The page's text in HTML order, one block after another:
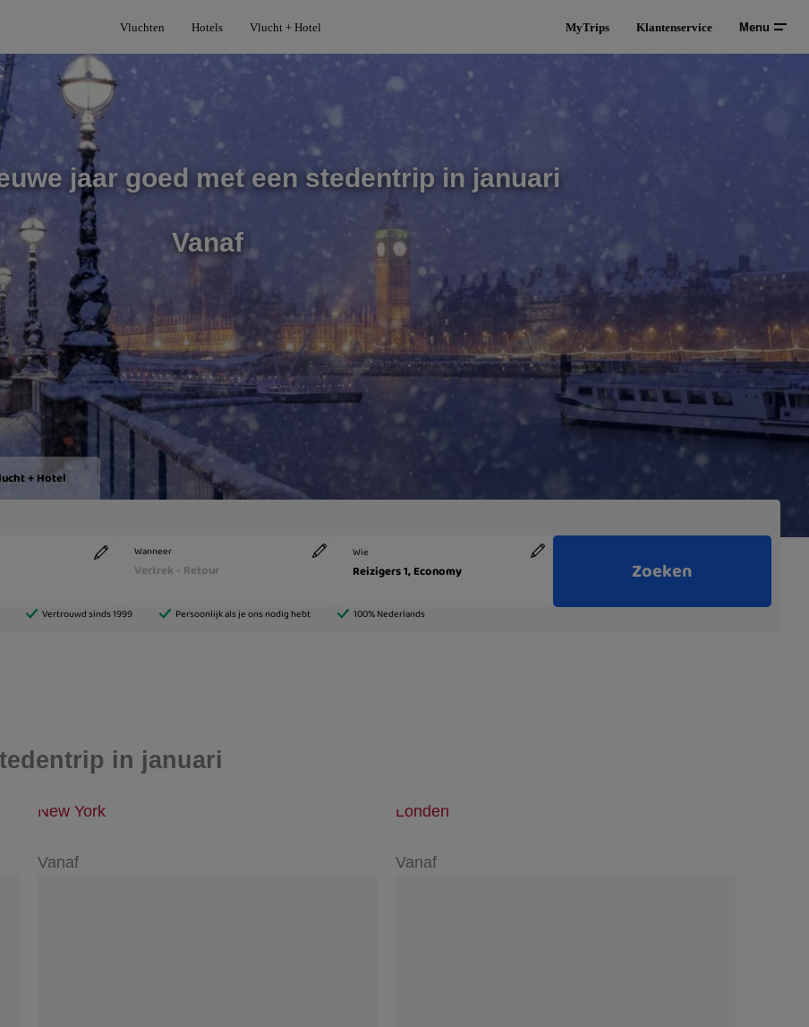
Vluchten Hotels Vlucht + Hotel MyTrips Klantenservice Menu
jaar goed met een stedentrip in januari
Vanaf
in januari
New York
Vanaf
Londen
Vanaf